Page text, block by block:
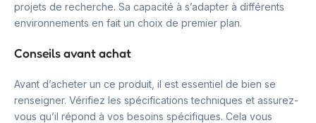
projets de recherche. Sa capacité à s’adapter à différents
environnements en fait un choix de premier plan.
Conseils avant achat
Avant d’acheter un ce produit, il est essentiel de bien se
renseigner. Vérifiez les spécifications techniques et assurez-
vous qu’il répond à vos besoins spécifiques. Cela vous